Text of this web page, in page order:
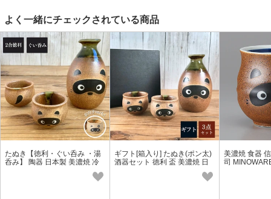
よく一緒にチェックされている商品
たぬき【徳利・ぐい呑み ・湯
呑み】 陶器 日本製 美濃焼 冷
酒 熱燗 酒器セット お酒グッズ
ギフト[箱入り] たぬき(ポン太)
酒器セット 徳利 盃 美濃焼 日
美濃焼 食器
司